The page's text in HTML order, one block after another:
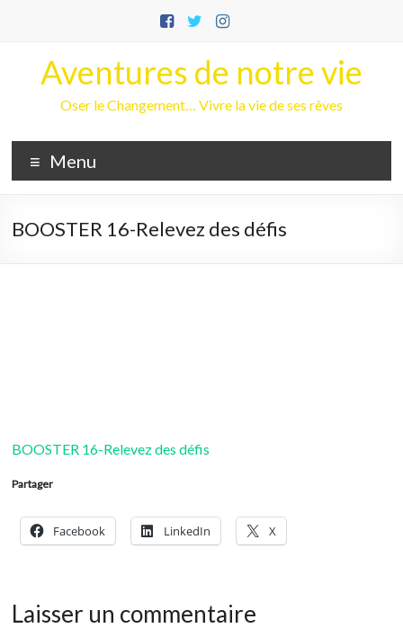
Aventures de notre vie
Oser le Changement… Vivre la vie de ses rêves
Menu
BOOSTER 16-Relevez des défis
BOOSTER 16-Relevez des défis
Partager
Facebook LinkedIn X
Laisser un commentaire